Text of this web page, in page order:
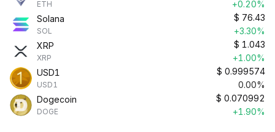
ETH
+0.20%
Solana
SOL
$ 76.43
+3.30%
XRP
XRP
$ 1.043
+1.00%
USD1
USD1
$ 0.999574
0.00%
Dogecoin
DOGE
$ 0.070992
+1.90%